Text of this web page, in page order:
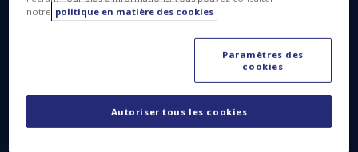
éprouvées et innovation pour répondre aux
besoins évolutifs du marché avec la fiabilité de la
famille Ariane pour laquelle Thales Alenia Space en
Espagne a rejoint l’aventure Ariane 6.
notre politique en matière des cookies
Paramètres des
cookies
Autoriser tous les cookies